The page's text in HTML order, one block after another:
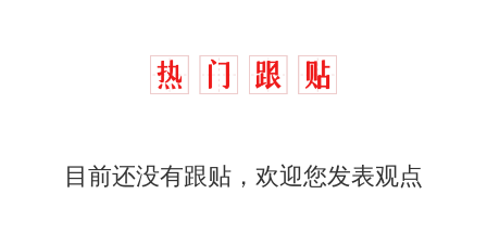
目前还没有跟贴，欢迎您发表观点